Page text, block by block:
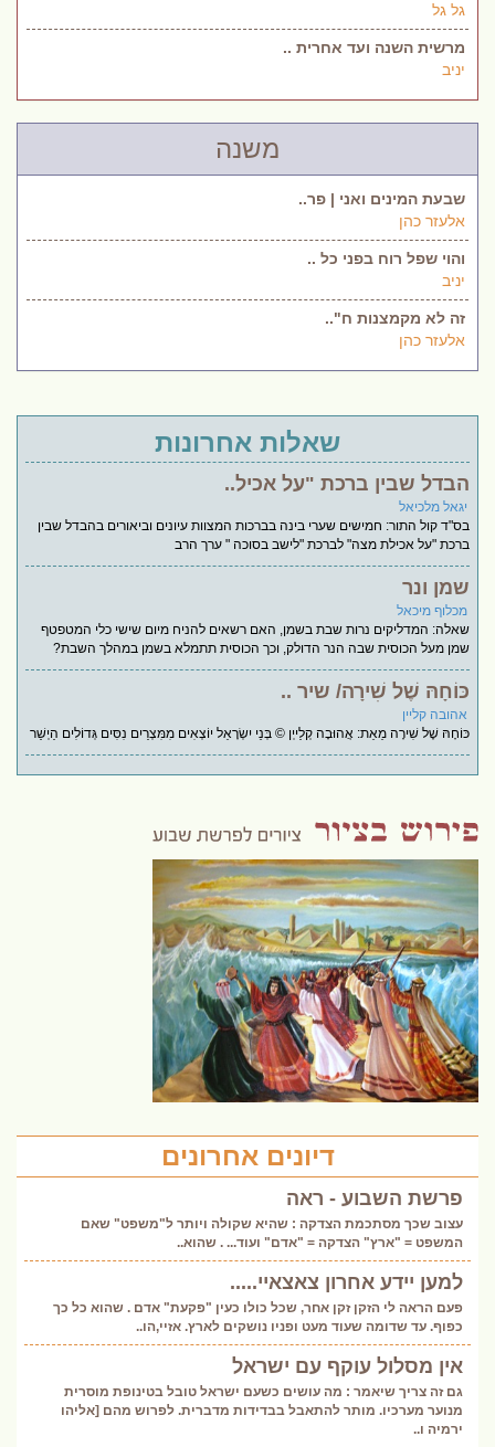
גל גל
מרשית השנה ועד אחרית ..
יניב
משנה
שבעת המינים ואני | פר..
אלעזר כהן
והוי שפל רוח בפני כל ..
יניב
זה לא מקמצנות ח"..
אלעזר כהן
שאלות אחרונות
הבדל שבין ברכת "על אכיל..
יגאל מלכיאל
בס"ד קול התור: חמישים שערי בינה בברכות המצוות עיונים וביאורים בהבדל שבין
ברכת "על אכילת מצה" לברכת "לישב בסוכה " ערך הרב
שמן ונר
מכלוף מיכאל
שאלה: המדליקים נרות שבת בשמן, האם רשאים להניח מיום שישי כלי המטפטף
שמן מעל הכוסית שבה הנר הדולק, וכך הכוסית תתמלא בשמן במהלך השבת?
כּוֹחָהּ שֶׁל שִׁירָה/ שיר ..
אהובה קליין
כּוֹחָהּ שֶׁל שִׁירָה מֵאֵת: אֲהוּבָה קְלַייְן © בְּנֵי יִשְׂרָאֵל יוֹצְאִים מִמִּצְרַיִם נִסִּים גְּדוֹלִים הַיְשַׁר
דיונים אחרונים
פרשת השבוע - ראה
עצוב שכך מסתכמת הצדקה : שהיא שקולה ויותר ל"משפט" שאם
המשפט = "ארץ" הצדקה = "אדם" ועוד... . שהוא..
למען יידע אחרון צאצאיי.....
פעם הראה לי הזקן זקן אחר, שכל כולו כעין "פקעת" אדם . שהוא כל כך
כפוף. עד שדומה שעוד מעט ופניו נושקים לארץ. אזיי,הו..
אין מסלול עוקף עם ישראל
גם זה צריך שיאמר : מה עושים כשעם ישראל טובל בטינופת מוסרית
מנוער מערכיו. מותר להתאבל בבדידות מדברית. לפרוש מהם [אליהו
ירמיה ו..